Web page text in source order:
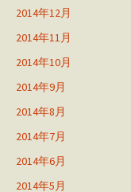
2014年12月
2014年11月
2014年10月
2014年9月
2014年8月
2014年7月
2014年6月
2014年5月